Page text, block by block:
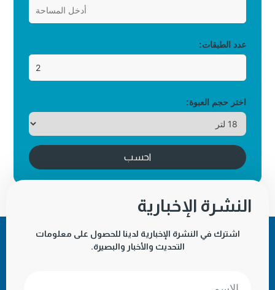
عدد الطبقات:
اختر حجم العبوة:
احسب
النشرة الإخبارية
اشترك في النشرة الإخبارية لدينا للحصول على معلومات
التحديث والأخبار والبصيرة.